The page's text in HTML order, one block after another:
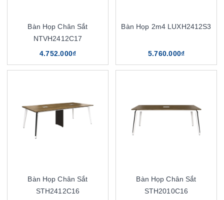
Bàn Họp Chân Sắt
NTVH2412C17
4.752.000₫
Bàn Họp 2m4 LUXH2412S3
5.760.000₫
Bàn Họp Chân Sắt
STH2412C16
Bàn Họp Chân Sắt
STH2010C16